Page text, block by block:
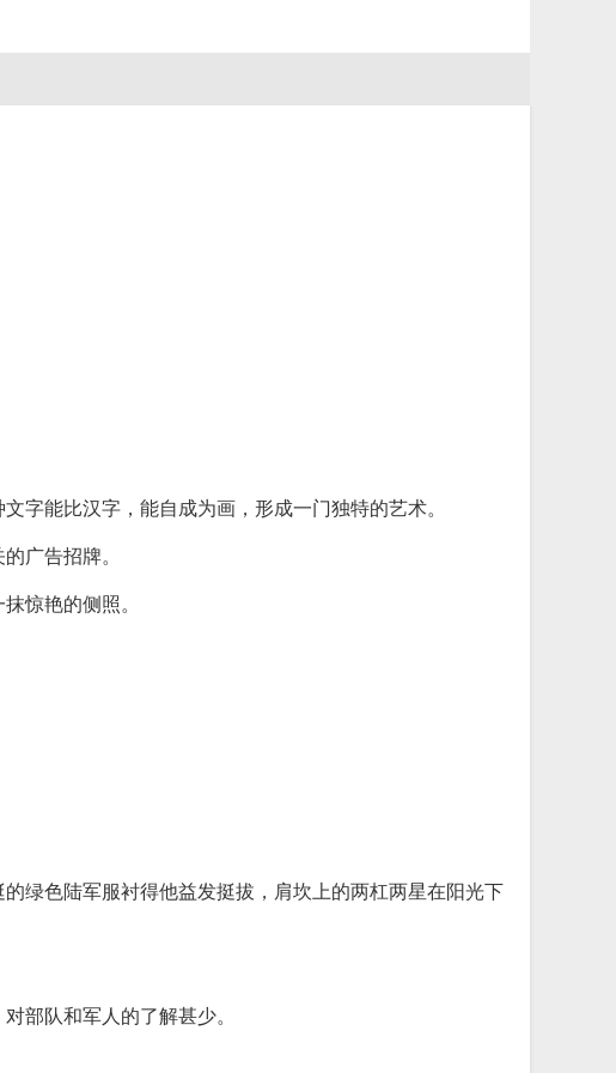
字能比汉字，能自成为画，形成一门独特的艺术。
广告招牌。
惊艳的侧照。
绿色陆军服衬得他益发挺拔，肩坎上的两杠两星在阳光下
部队和军人的了解甚少。